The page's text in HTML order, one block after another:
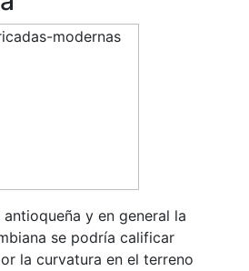
y en general la
se podría calificar
la curvatura en el terreno